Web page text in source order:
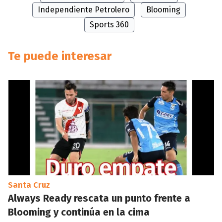
Independiente Petrolero
Blooming
Sports 360
Te puede interesar
Santa Cruz
Always Ready rescata un punto frente a
Blooming y continúa en la cima